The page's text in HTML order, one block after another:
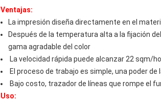
Ventajas:
La impresión diseña directamente en el
Después de la temperatura alta a la fijación
gama agradable del color
La velocidad rápida puede alcanzar 22 sqm/
El proceso de trabajo es simple, una poder
Bajo costo, trazador de líneas que rompe el
Uso: